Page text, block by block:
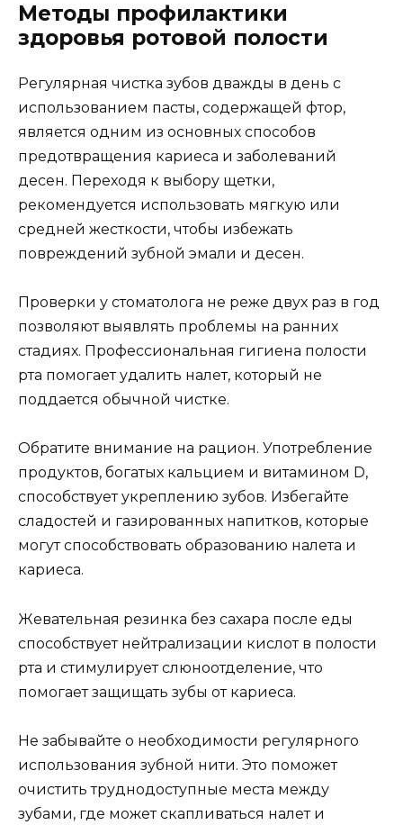
Методы профилактики
здоровья ротовой полости
Регулярная чистка зубов дважды в день с
использованием пасты, содержащей фтор,
является одним из основных способов
предотвращения кариеса и заболеваний
десен. Переходя к выбору щетки,
рекомендуется использовать мягкую или
средней жесткости, чтобы избежать
повреждений зубной эмали и десен.
Проверки у стоматолога не реже двух раз в год
позволяют выявлять проблемы на ранних
стадиях. Профессиональная гигиена полости
рта помогает удалить налет, который не
поддается обычной чистке.
Обратите внимание на рацион. Употребление
продуктов, богатых кальцием и витамином D,
способствует укреплению зубов. Избегайте
сладостей и газированных напитков, которые
могут способствовать образованию налета и
кариеса.
Жевательная резинка без сахара после еды
способствует нейтрализации кислот в полости
рта и стимулирует слюноотделение, что
помогает защищать зубы от кариеса.
Не забывайте о необходимости регулярного
использования зубной нити. Это поможет
очистить труднодоступные места между
зубами, где может скапливаться налет и